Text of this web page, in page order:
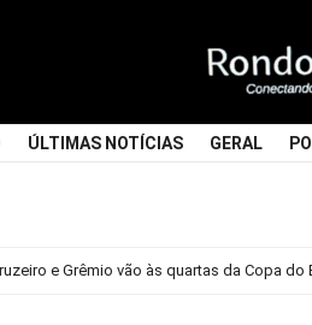
ÚLTIMAS NOTÍCIAS GERAL
e Grêmio vão às quartas da Copa do